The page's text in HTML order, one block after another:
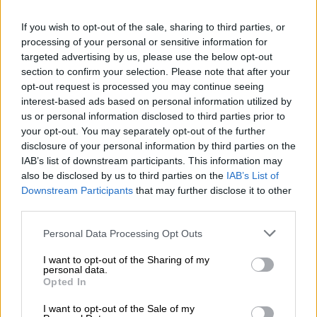
If you wish to opt-out of the sale, sharing to third parties, or
processing of your personal or sensitive information for
targeted advertising by us, please use the below opt-out
section to confirm your selection. Please note that after your
opt-out request is processed you may continue seeing
interest-based ads based on personal information utilized by
us or personal information disclosed to third parties prior to
your opt-out. You may separately opt-out of the further
disclosure of your personal information by third parties on the
IAB’s list of downstream participants. This information may
also be disclosed by us to third parties on the IAB’s List of
Downstream Participants that may further disclose it to other
Please note that this website/app uses one or more Google
not limited to your visit or usage behaviour. You may click to
grant or deny consent to Google and its third-party tags to
use your data for below specified purposes in below Google
consent section.
Personal Data Processing Opt Outs
I want to opt-out of the Sharing of my
personal data.
Opted In
I want to opt-out of the Sale of my
για φόνο δευτέρου βαθμού για τον θάνατο
της 45χρονης Τερέζα Γκόμεζ, στις 3
Οκτωβρίου.
ΔΙΑΒΑΣΤΕ ΕΠΙΣΗΣ
Viral |12.01.2024 11:41
«Γιατί ντύνεσαι έτσι;» - Η
αποστομωτική απάντηση της plus-
size influencer του TikTok σε όσους
της ασκούν κριτική
Το υλικό από την κάμερα που φορούσε τον
δείχνει να πυροβολεί το θύμα τουλάχιστον
τη γυναίκαπως θα της κάνει τη ζωή κόλαση